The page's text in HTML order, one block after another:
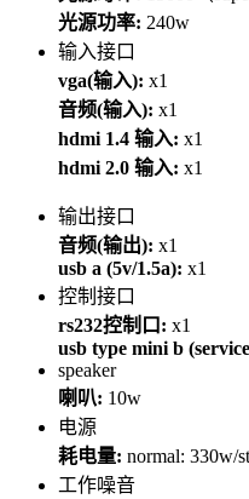
光源功率: 240w
输入接口
vga(输入): x1
音频(输入): x1
hdmi 1.4 输入: x1
hdmi 2.0 输入: x1
输出接口
音频(输出): x1
usb a (5v/1.5a): x1
控制接口
rs232控制口: x1
usb type mini b
speaker
喇叭: 10w
电源
耗电量: normal: 330w/
工作噪音